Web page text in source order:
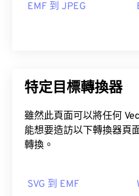
EMF 到 JPEG
特定目標轉換器
雖然此頁面可以將任何 Vector 轉換為 EMF，但您可
能想要造訪以下轉換器頁
轉換。
SVG 到 EMF